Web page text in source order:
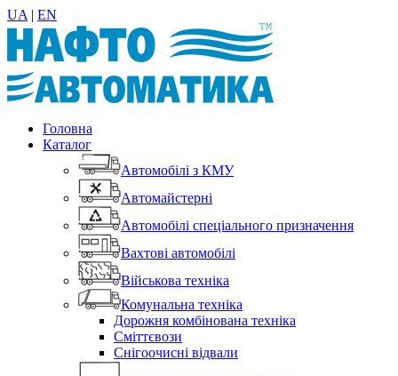
UA | EN
Головна
Каталог
Автомобілі з КМУ
Автомайстерні
Автомобілі спеціального призначення
Вахтові автомобілі
Військова техніка
Комунальна техніка
Дорожня комбінована техніка
Сміттєвози
Снігоочисні відвали